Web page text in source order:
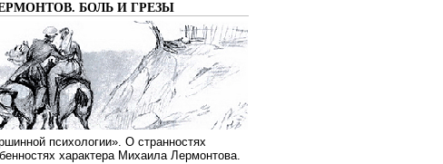
БОЛЬ И ГРЕЗЫ
психологии». О странностях
характера Михаила Лермонтова.